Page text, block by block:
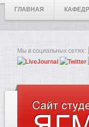
ГЛАВНАЯ
Мы в социальных сетях: